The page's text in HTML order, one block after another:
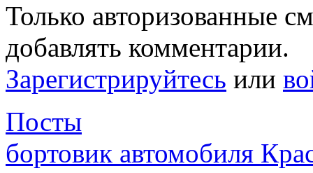
Только авторизованные
добавлять комментарии.
Зарегистрируйтесь или
Посты
бортовик автомобиля